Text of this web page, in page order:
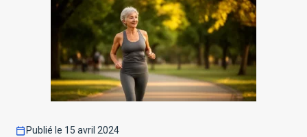
Publié le 15 avril 2024